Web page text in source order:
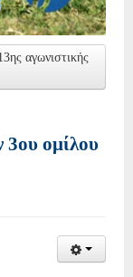
αγωνιστικής
3ου ομίλου